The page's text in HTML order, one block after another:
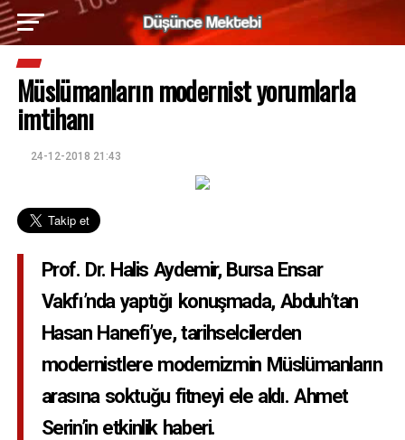
Müslümanların modernist yorumlarla
imtihanı
24-12-2018 21:43
Prof. Dr. Halis Aydemir, Bursa Ensar
Vakfı’nda yaptığı konuşmada, Abduh’tan
Hasan Hanefi’ye, tarihselcilerden
modernistlere modernizmin Müslümanların
arasına soktuğu fitneyi ele aldı. Ahmet
Serin’in etkinlik haberi.